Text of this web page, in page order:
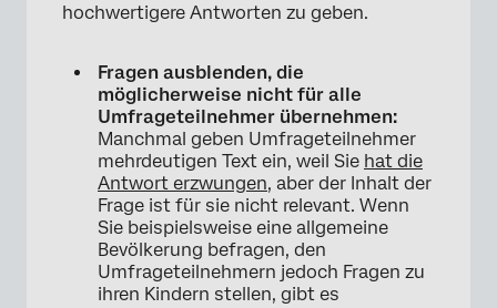
×
hochwertigere Antworten zu geben.
Fragen ausblenden, die
möglicherweise nicht für alle
Umfrageteilnehmer übernehmen:
Manchmal geben Umfrageteilnehmer
mehrdeutigen Text ein, weil Sie hat die
Antwort erzwungen, aber der Inhalt der
Frage ist für sie nicht relevant. Wenn
Sie beispielsweise eine allgemeine
Bevölkerung befragen, den
Umfrageteilnehmern jedoch Fragen zu
ihren Kindern stellen, gibt es